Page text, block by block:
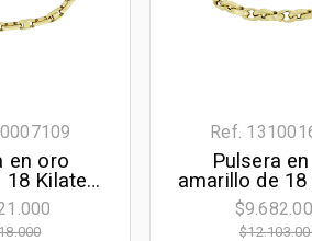
en oro
Kilates,
largo, 5
ancho
Ref.
Pulsera
amarillo de 18
19 cm. de
mm. de